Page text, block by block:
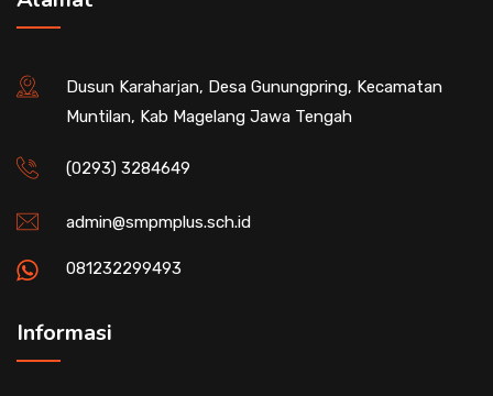
Dusun Karaharjan, Desa Gunungpring, Kecamatan
Muntilan, Kab Magelang Jawa Tengah
(0293) 3284649
admin@smpmplus.sch.id
081232299493
Informasi